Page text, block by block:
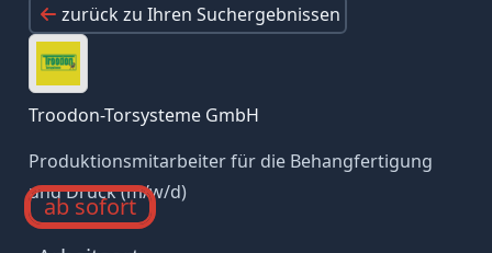
zurück zu Ihren Suchergebnissen
Troodon-Torsysteme GmbH
Produktionsmitarbeiter für die Behangfertigung
und Druck (m/w/d)
ab sofort